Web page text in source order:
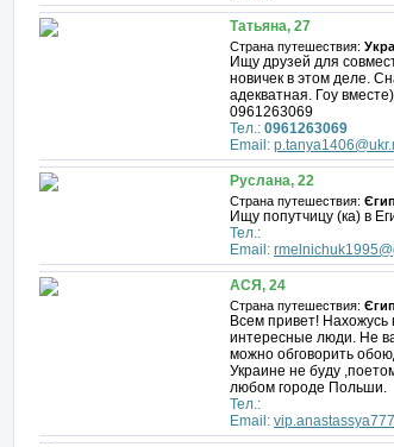
Татьяна, 27
Страна путешествия:
Ищу друзей для
новичек в этом деле.
адекватная. Гоу
0961263069
Тел.: 0961263069
Email:
Руслана, 22
Страна путешествия:
Ищу попутчицу (ка) в
Тел.:
Email:
АСЯ, 24
Страна путешествия:
Всем привет!
интересные люди. Не
можно обговорить
Украине не буду
любом городе Польши.
Тел.:
Email: